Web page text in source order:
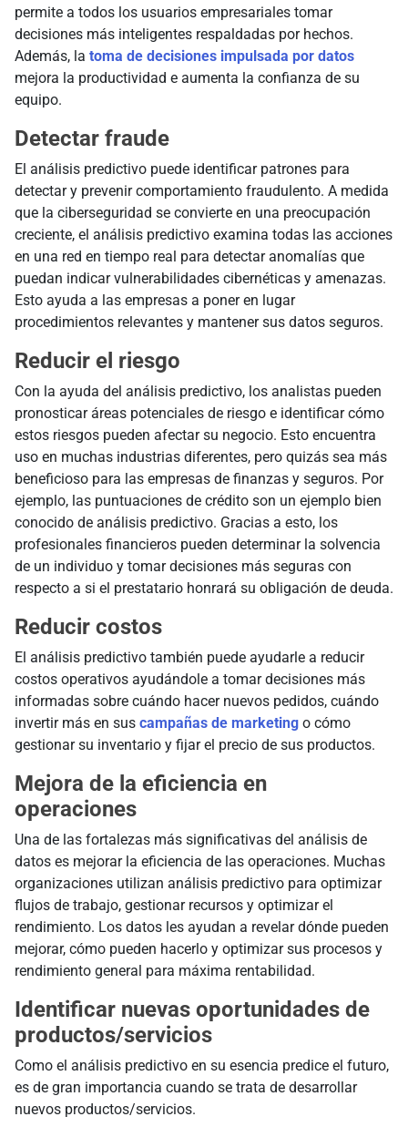
permite a todos los usuarios empresariales tomar
decisiones más inteligentes respaldadas por hechos.
Además, la toma de decisiones impulsada por datos
mejora la productividad e aumenta la confianza de su
equipo.
Detectar fraude
El análisis predictivo puede identificar patrones para
detectar y prevenir comportamiento fraudulento. A medida
que la ciberseguridad se convierte en una preocupación
creciente, el análisis predictivo examina todas las acciones
en una red en tiempo real para detectar anomalías que
puedan indicar vulnerabilidades cibernéticas y amenazas.
Esto ayuda a las empresas a poner en lugar
procedimientos relevantes y mantener sus datos seguros.
Reducir el riesgo
Con la ayuda del análisis predictivo, los analistas pueden
pronosticar áreas potenciales de riesgo e identificar cómo
estos riesgos pueden afectar su negocio. Esto encuentra
uso en muchas industrias diferentes, pero quizás sea más
beneficioso para las empresas de finanzas y seguros. Por
ejemplo, las puntuaciones de crédito son un ejemplo bien
conocido de análisis predictivo. Gracias a esto, los
profesionales financieros pueden determinar la solvencia
de un individuo y tomar decisiones más seguras con
respecto a si el prestatario honrará su obligación de deuda.
Reducir costos
El análisis predictivo también puede ayudarle a reducir
costos operativos ayudándole a tomar decisiones más
informadas sobre cuándo hacer nuevos pedidos, cuándo
invertir más en sus campañas de marketing o cómo
gestionar su inventario y fijar el precio de sus productos.
Mejora de la eficiencia en
operaciones
Una de las fortalezas más significativas del análisis de
datos es mejorar la eficiencia de las operaciones. Muchas
organizaciones utilizan análisis predictivo para optimizar
flujos de trabajo, gestionar recursos y optimizar el
rendimiento. Los datos les ayudan a revelar dónde pueden
mejorar, cómo pueden hacerlo y optimizar sus procesos y
rendimiento general para máxima rentabilidad.
Identificar nuevas oportunidades de
productos/servicios
Como el análisis predictivo en su esencia predice el futuro,
es de gran importancia cuando se trata de desarrollar
nuevos productos/servicios.